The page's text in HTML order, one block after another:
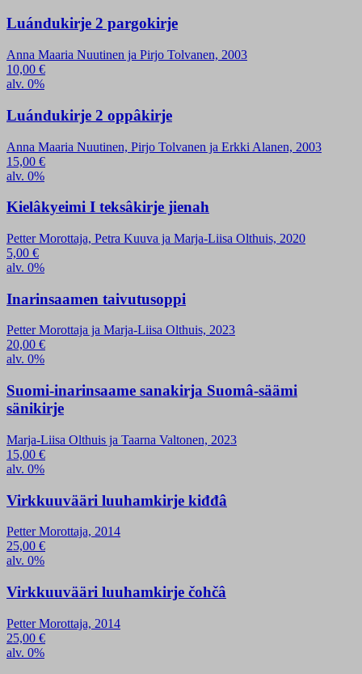
Luándukirje 2 pargokirje
Anna Maaria Nuutinen ja Pirjo Tolvanen, 2003
10,00 €
alv. 0%
Luándukirje 2 oppâkirje
Anna Maaria Nuutinen, Pirjo Tolvanen ja Erkki Alanen, 2003
15,00 €
alv. 0%
Kielâkyeimi I teksâkirje jienah
Petter Morottaja, Petra Kuuva ja Marja-Liisa Olthuis, 2020
5,00 €
alv. 0%
Inarinsaamen taivutusoppi
Petter Morottaja ja Marja-Liisa Olthuis, 2023
20,00 €
alv. 0%
Suomi-inarinsaame sanakirja Suomâ-säämi
sänikirje
Marja-Liisa Olthuis ja Taarna Valtonen, 2023
15,00 €
alv. 0%
Virkkuuvääri luuhamkirje kiđđâ
Petter Morottaja, 2014
25,00 €
alv. 0%
Virkkuuvääri luuhamkirje čohčâ
Petter Morottaja, 2014
25,00 €
alv. 0%